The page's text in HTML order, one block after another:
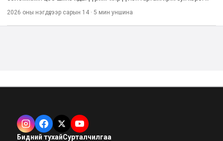
2026 оны нэгдүгээр сарын 14 · 5 мин уншина
Бидний тухайСурталчилгаа